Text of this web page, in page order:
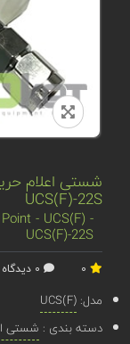
UCS(F)-22S
- UCS(F) -
UCS(F)-22S
مدل:UCS(F)
دسته بندی : شستی